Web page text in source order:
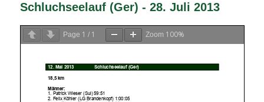
Schluchseelauf (Ger) - 28. Juli 2013
Page 1 / 1 Zoom 100%